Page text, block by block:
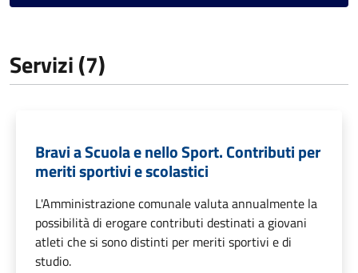
Servizi (7)
Bravi a Scuola e nello Sport. Contributi per
meriti sportivi e scolastici
L'Amministrazione comunale valuta annualmente la
possibilità di erogare contributi destinati a giovani
atleti che si sono distinti per meriti sportivi e di
studio.